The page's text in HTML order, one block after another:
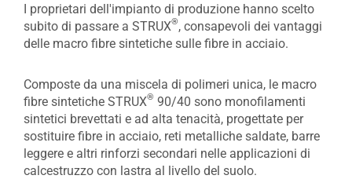
I proprietari dell'impianto di produzione hanno scelto
subito di passare a STRUX®, consapevoli dei vantaggi
delle macro fibre sintetiche sulle fibre in acciaio.
Composte da una miscela di polimeri unica, le macro
fibre sintetiche STRUX® 90/40 sono monofilamenti
sintetici brevettati e ad alta tenacità, progettate per
sostituire fibre in acciaio, reti metalliche saldate, barre
leggere e altri rinforzi secondari nelle applicazioni di
calcestruzzo con lastra al livello del suolo.